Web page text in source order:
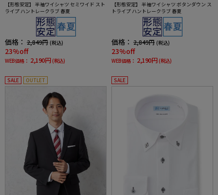
【形態安定】 半袖ワイシャツ セミワイド スト
ライプ ハントレークラブ 春夏
価格： 2,849円 (税込)
23%off
WEB価格： 2,190円 (税込)
【形態安定】 半袖ワイシャツ ボタンダウン ス
トライプ ハントレークラブ 春夏
価格： 2,849円 (税込)
23%off
WEB価格： 2,190円 (税込)
SALE OUTLET SALE